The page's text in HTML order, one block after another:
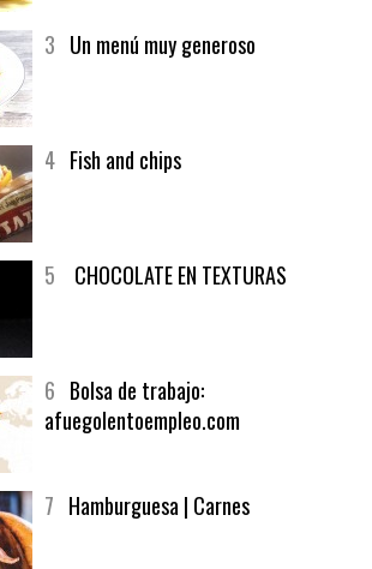
3 Un menú muy generoso
4 Fish and chips
5 CHOCOLATE EN TEXTURAS
6 Bolsa de trabajo:
afuegolentoempleo.com
7 Hamburguesa | Carnes